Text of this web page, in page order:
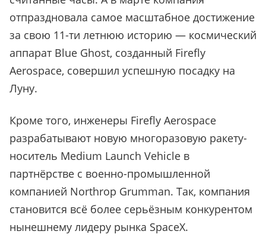
отпраздновала самое масштабное достижение
за свою 11-ти летнюю историю — космический
аппарат Blue Ghost, созданный Firefly
Aerospace, совершил успешную посадку на
Луну.
Кроме того, инженеры Firefly Aerospace
разрабатывают новую многоразовую ракету-
носитель Medium Launch Vehicle в
партнёрстве с военно-промышленной
компанией Northrop Grumman. Так, компания
становится всё более серьёзным конкурентом
нынешнему лидеру рынка SpaceX.